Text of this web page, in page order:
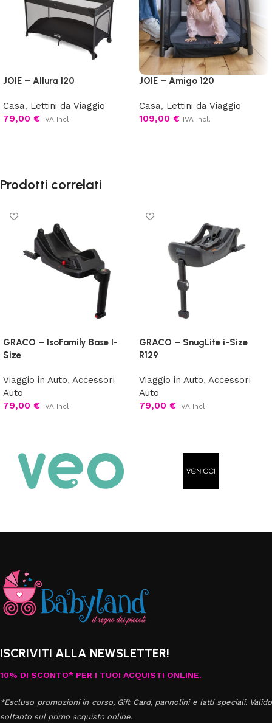
JOIE – Allura 120
Casa, Lettini da Viaggio
79,00 € IVA Incl.
JOIE – Amigo 120
Casa, Lettini da Viaggio
109,00 € IVA Incl.
Prodotti correlati
GRACO – IsoFamily Base I-
Size
Viaggio in Auto, Accessori
Auto
79,00 € IVA Incl.
GRACO – SnugLite i-Size
R129
Viaggio in Auto, Accessori
Auto
79,00 € IVA Incl.
ISCRIVITI ALLA NEWSLETTER!
10% DI SCONTO* PER I TUOI ACQUISTI ONLINE.
*Escluso promozioni in corso, Gift Card, pannolini e latti speciali. Valido
soltanto sul primo acquisto online.